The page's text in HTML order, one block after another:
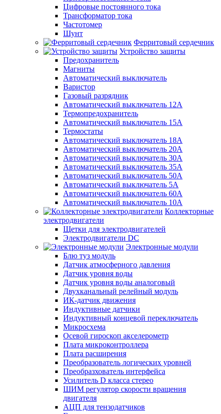
Цифровые постоянного тока
Трансформатор тока
Частотомер
Шунт
Ферритовый сердечник
Устройство защиты
Предохранитель
Магниты
Автоматический выключатель
Варистор
Газовый разрядник
Автоматический выключатель 12А
Термопредохранитель
Автоматический выключатель 15А
Термостаты
Автоматический выключатель 18А
Автоматический выключатель 20А
Автоматический выключатель 30А
Автоматический выключатель 35А
Автоматический выключатель 50А
Автоматический выключатель 5А
Автоматический выключатель 60А
Автоматический выключатель 10А
Коллекторные
электродвигатели
Щетки для электродвигателей
Электродвигатели DC
Электронные модули
Блю туз модуль
Датчик атмосферного давления
Датчик уровня воды
Датчик уровня воды аналоговый
Двухканальный релейный модуль
ИК-датчик движения
Индуктивные датчики
Индуктивный концевой переключатель
Микросхема
Осевой гироскоп акселерометр
Плата микроконтроллера
Плата расширения
Преобразователь логических уровней
Преобразхователь интерфейса
Усилитель D класса стерео
ШИМ регулятор скорости вращения
двигателя
АЦП для тензодатчиков